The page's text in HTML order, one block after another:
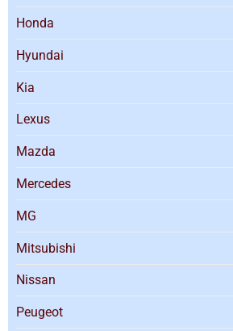
Honda
Hyundai
Kia
Lexus
Mazda
Mercedes
MG
Mitsubishi
Nissan
Peugeot